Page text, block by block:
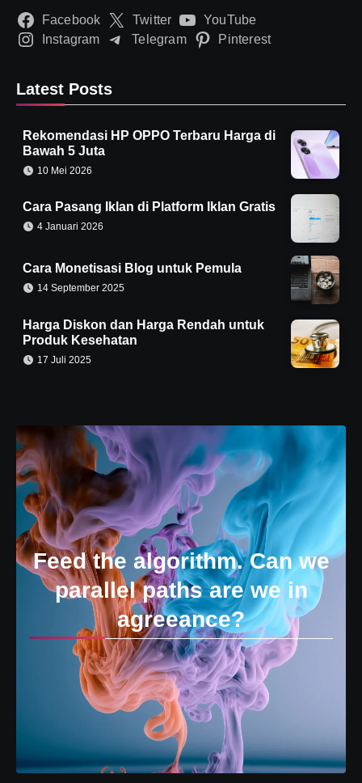
Facebook Twitter
YouTube
Instagram
Telegram Pinterest
Latest Posts
Rekomendasi HP OPPO Terbaru Harga di
Bawah 5 Juta
10 Mei 2026
Cara Pasang Iklan di Platform Iklan Gratis
4 Januari 2026
Cara Monetisasi Blog untuk Pemula
14 September 2025
Harga Diskon dan Harga Rendah untuk
Produk Kesehatan
17 Juli 2025
Feed the algorithm. Can we
parallel paths are we in
agreeance?